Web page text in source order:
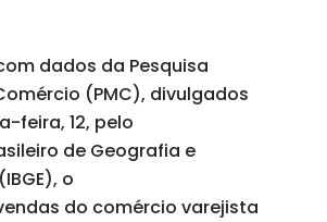
dados da Pesquisa
(PMC), divulgados
feira, 12, pelo
de Geografia e
o
do comércio varejista